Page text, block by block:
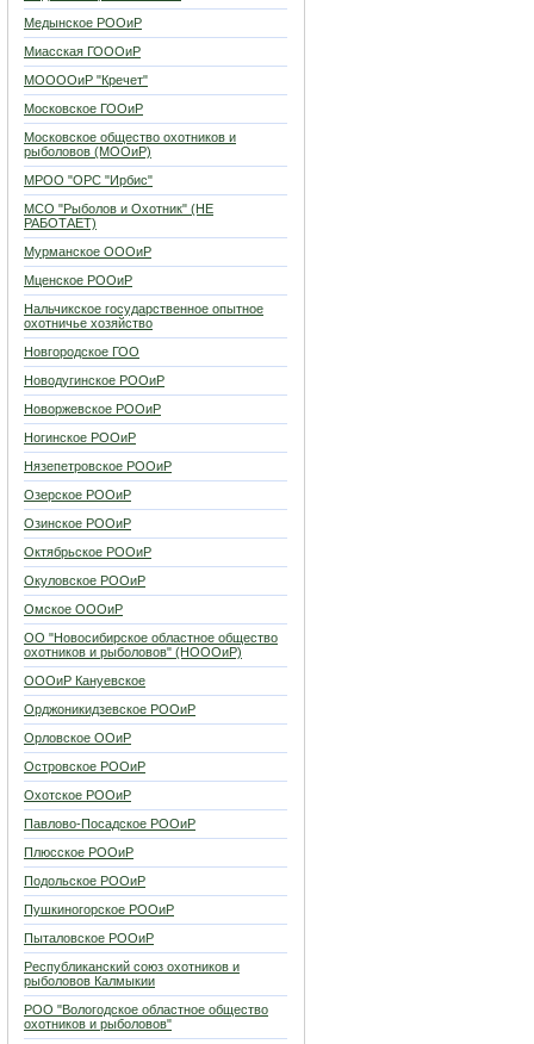
Медынское РООиР
Миасская ГОООиР
МООООиР "Кречет"
Московское ГООиР
Московское общество охотников и
рыболовов (МООиР)
МРОО "ОРС "Ирбис"
МСО "Рыболов и Охотник" (НЕ
РАБОТАЕТ)
Мурманское ОООиР
Мценское РООиР
Нальчикское государственное опытное
охотничье хозяйство
Новгородское ГОО
Новодугинское РООиР
Новоржевское РООиР
Ногинское РООиР
Нязепетровское РООиР
Озерское РООиР
Озинское РООиР
Октябрьское РООиР
Окуловское РООиР
Омское ОООиР
ОО "Новосибирское областное общество
охотников и рыболовов" (НОООиР)
ОООиР Кануевское
Орджоникидзевское РООиР
Орловское ООиР
Островское РООиР
Охотское РООиР
Павлово-Посадское РООиР
Плюсское РООиР
Подольское РООиР
Пушкиногорское РООиР
Пыталовское РООиР
Республиканский союз охотников и
рыболовов Калмыкии
РОО "Вологодское областное общество
охотников и рыболовов"